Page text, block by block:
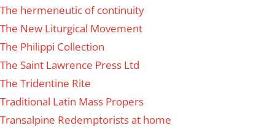
The hermeneutic of continuity
The New Liturgical Movement
The Philippi Collection
The Saint Lawrence Press Ltd
The Tridentine Rite
Traditional Latin Mass Propers
Transalpine Redemptorists at home